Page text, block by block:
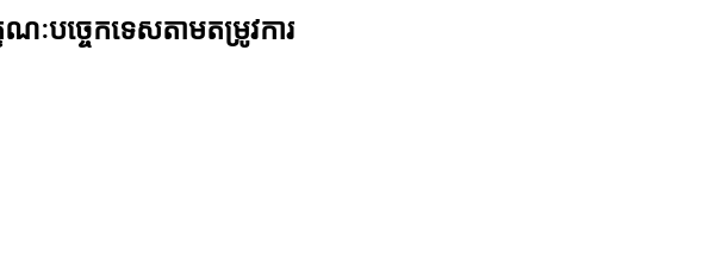
បច្ចេកទេសតាមតម្រូវការ